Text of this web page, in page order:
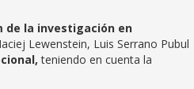
de la investigación en
Lewenstein, Luis Serrano Pubul
teniendo en cuenta la